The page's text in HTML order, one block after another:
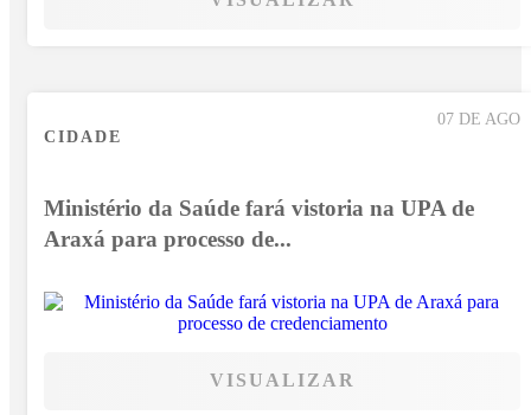
07 DE AGO
CIDADE
Ministério da Saúde fará vistoria na UPA de
Araxá para processo de...
VISUALIZAR